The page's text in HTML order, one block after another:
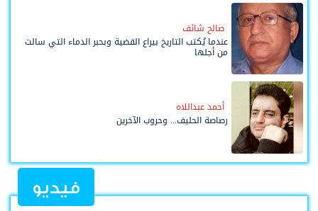
صالح شائف
عندما يُكتب التاريخ بيراع القضية وبحبر الدماء التي سالت
من أجلها
أحمد عبداللاه
رصاصة الحليف... وحروب الآخرين
فيديو